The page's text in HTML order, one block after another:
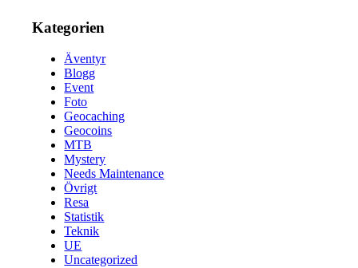
Kategorien
Äventyr
Blogg
Event
Foto
Geocaching
Geocoins
MTB
Mystery
Needs Maintenance
Övrigt
Resa
Statistik
Teknik
UE
Uncategorized